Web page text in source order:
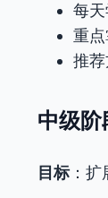
每
重
推
中级阶
目标：扩